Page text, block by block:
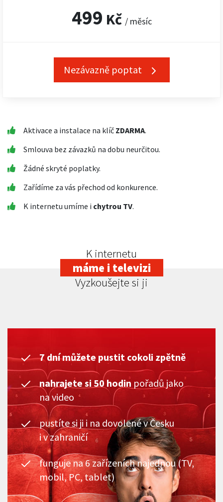
499 Kč / měsíc
Nezávazně poptat
Aktivace a instalace na klíč ZDARMA.
Smlouva bez závazků na dobu neurčitou.
Žádné skryté poplatky.
Zařídíme za vás přechod od konkurence.
K internetu umíme i chytrou TV.
K internetu
máme i televizi
Vyzkoušejte si ji
7 dní můžete pustit cokoli zpětně
nahrajete si 50 hodin pořadů jako
na video
pustíte si ji i na dovolené v Česku
i v zahraničí
funguje na 6 zařízeních najednou (TV,
mobil, PC, tablet)